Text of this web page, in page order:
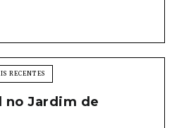
RECENTES
no Jardim de